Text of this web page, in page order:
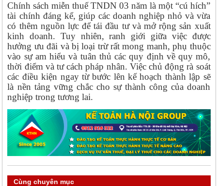
Chính sách miễn thuế TNDN 03 năm là một “cú hích”
tài chính đáng kể, giúp các doanh nghiệp nhỏ và vừa
có thêm nguồn lực để tái đầu tư và mở rộng sản xuất
kinh doanh. Tuy nhiên, ranh giới giữa việc được
hưởng ưu đãi và bị loại trừ rất mong manh, phụ thuộc
vào sự am hiểu và tuân thủ các quy định về quy mô,
thời điểm và tư cách pháp nhân. Việc chủ động rà soát
các điều kiện ngay từ bước lên kế hoạch thành lập sẽ
là nền tảng vững chắc cho sự thành công của doanh
nghiệp trong tương lai.
Cùng chuyên mục